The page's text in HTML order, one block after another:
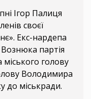
Ігор Палиця
своєї
Екс-нардепа
партія
голову
Володимира
до міськради.